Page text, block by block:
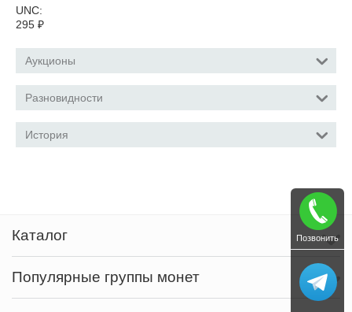
UNC:
295 ₽
Аукционы
Разновидности
История
Каталог
Популярные группы монет
Позвонить